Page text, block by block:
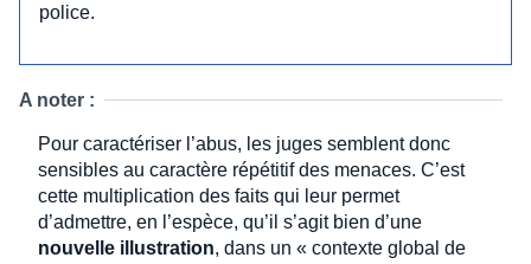
police.
A noter :
Pour caractériser l’abus, les juges semblent donc
sensibles au caractère répétitif des menaces. C’est
cette multiplication des faits qui leur permet
d’admettre, en l’espèce, qu’il s’agit bien d’une
nouvelle illustration, dans un « contexte global de